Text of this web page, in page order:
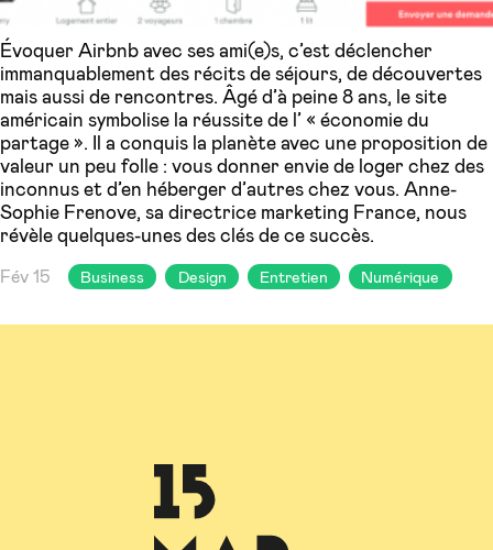
Évoquer Airbnb avec ses ami(e)s, c’est déclencher
immanquablement des récits de séjours, de découvertes
mais aussi de rencontres. Âgé d’à peine 8 ans, le site
américain symbolise la réussite de l’ « économie du
partage ». Il a conquis la planète avec une proposition de
valeur un peu folle : vous donner envie de loger chez des
inconnus et d’en héberger d’autres chez vous. Anne-
Sophie Frenove, sa directrice marketing France, nous
révèle quelques-unes des clés de ce succès.
Fév 15 Business Design Entretien Numérique